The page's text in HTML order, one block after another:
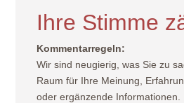
Ihre Stimme
Kommentarregeln:
Wir sind neugierig, was Sie zu
Raum für Ihre Meinung,
oder ergänzende Informationen.